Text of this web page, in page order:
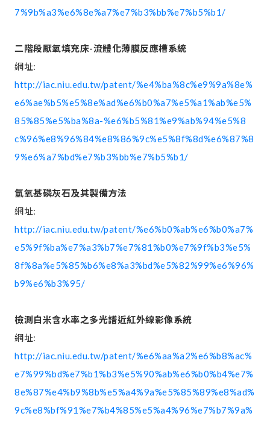
7%9b%a3%e6%8e%a7%e7%b3%bb%e7%b5%b1/
二階段厭氧填充床-流體化薄膜反應槽系統
網址:
http://iac.niu.edu.tw/patent/%e4%ba%8c%e9%9a%8e%
e6%ae%b5%e5%8e%ad%e6%b0%a7%e5%a1%ab%e5%
85%85%e5%ba%8a-%e6%b5%81%e9%ab%94%e5%8
c%96%e8%96%84%e8%86%9c%e5%8f%8d%e6%87%8
9%e6%a7%bd%e7%b3%bb%e7%b5%b1/
氫氧基磷灰石及其製備方法
網址:
http://iac.niu.edu.tw/patent/%e6%b0%ab%e6%b0%a7%
e5%9f%ba%e7%a3%b7%e7%81%b0%e7%9f%b3%e5%
8f%8a%e5%85%b6%e8%a3%bd%e5%82%99%e6%96%
b9%e6%b3%95/
檢測白米含水率之多光譜近紅外線影像系統
網址:
http://iac.niu.edu.tw/patent/%e6%aa%a2%e6%b8%ac%
e7%99%bd%e7%b1%b3%e5%90%ab%e6%b0%b4%e7%
8e%87%e4%b9%8b%e5%a4%9a%e5%85%89%e8%ad%
9c%e8%bf%91%e7%b4%85%e5%a4%96%e7%b7%9a%